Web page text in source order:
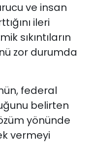
ve insan
ileri
sıkıntıların
zor durumda
federal
belirten
yönünde
vermeyi